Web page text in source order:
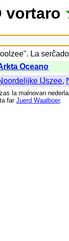
vortaro
La serĉado
Oceano
IJszee,
la malnovan
far Juerd Waalboer.